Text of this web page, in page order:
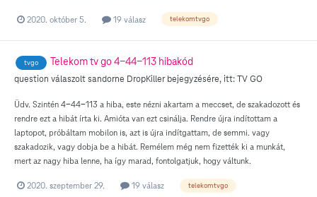
2020. október 5. 19 válasz telekomtvgo
tvgo Telekom tv go 4-44-113 hibakód
question válaszoltsandorne DropKillerbejegyzésére, itt:TV GO
Üdv. Szintén 4-44-113 a hiba, este nézni akartam a meccset, de szakadozott és
rendre ezt a hibát írta ki. Amióta van ezt csinálja. Rendre újra indítottam a
laptopot, próbáltam mobilon is, azt is újra indítgattam, de semmi. vagy
szakadozik, vagy dobja be a hibát. Remélem még nem fizették ki a munkát,
mert az nagy hiba lenne, ha így marad, fontolgatjuk, hogy váltunk.
2020. szeptember 29. 19 válasz telekomtvgo